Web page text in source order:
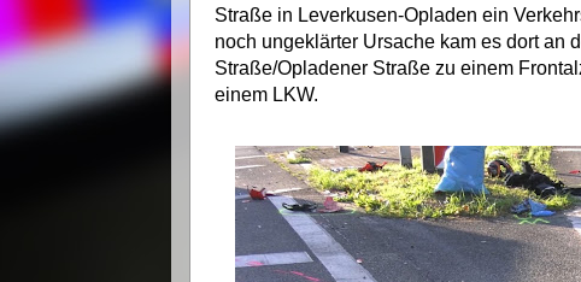
Straße in Leverkusen-Opladen ein
noch ungeklärter Ursache kam es dort an
Straße/Opladener Straße zu einem
einem LKW.